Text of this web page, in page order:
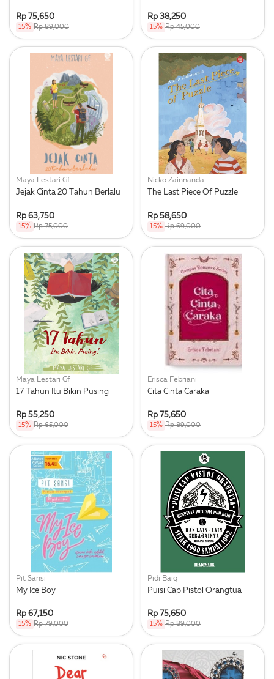
Rp 75,650
15% Rp 89,000
Rp 38,250
15% Rp 45,000
Maya Lestari Gf
Jejak Cinta 20 Tahun Berlalu
Rp 63,750
15% Rp 75,000
Nicko Zainnanda
The Last Piece Of Puzzle
Rp 58,650
15% Rp 69,000
Maya Lestari Gf
17 Tahun Itu Bikin Pusing
Rp 55,250
15% Rp 65,000
Erisca Febriani
Cita Cinta Caraka
Rp 75,650
15% Rp 89,000
Pit Sansi
My Ice Boy
Rp 67,150
15% Rp 79,000
Pidi Baiq
Puisi Cap Pistol Orangtua
Rp 75,650
15% Rp 89,000